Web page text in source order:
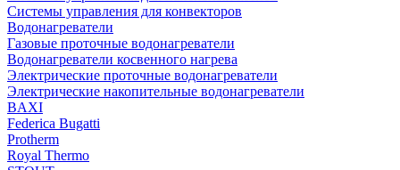
Системы управления для конвекторов
Водонагреватели
Газовые проточные водонагреватели
Водонагреватели косвенного нагрева
Электрические проточные водонагреватели
Электрические накопительные водонагреватели
BAXI
Federica Bugatti
Protherm
Royal Thermo